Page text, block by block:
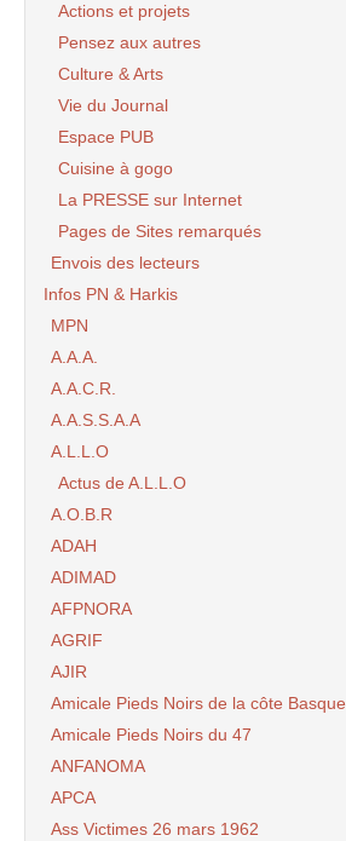
Actions et projets
Pensez aux autres
Culture & Arts
Vie du Journal
Espace PUB
Cuisine à gogo
La PRESSE sur Internet
Pages de Sites remarqués
Envois des lecteurs
Infos PN & Harkis
MPN
A.A.A.
A.A.C.R.
A.A.S.S.A.A
A.L.L.O
Actus de A.L.L.O
A.O.B.R
ADAH
ADIMAD
AFPNORA
AGRIF
AJIR
Amicale Pieds Noirs de la côte Basque
Amicale Pieds Noirs du 47
ANFANOMA
APCA
Ass Victimes 26 mars 1962